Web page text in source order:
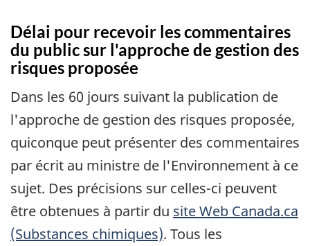
Délai pour recevoir les commentaires
du public sur l'approche de gestion des
risques proposée
Dans les 60 jours suivant la publication de
l'approche de gestion des risques proposée,
quiconque peut présenter des commentaires
par écrit au ministre de l'Environnement à ce
sujet. Des précisions sur celles-ci peuvent
être obtenues à partir du site Web Canada.ca
(Substances chimiques). Tous les